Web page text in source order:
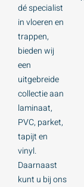
dé specialist
in vloeren en
trappen,
bieden wij
een
uitgebreide
collectie aan
laminaat,
PVC, parket,
tapijt en
vinyl.
Daarnaast
kunt u bij ons